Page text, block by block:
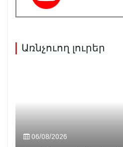
Առնչուող լուրեր
06/08/2026